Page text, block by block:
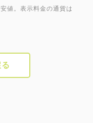
値。表示料金の通貨は